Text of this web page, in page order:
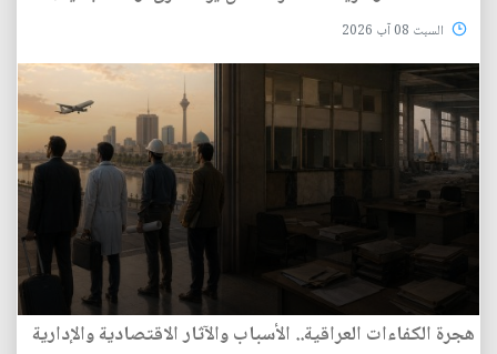
السبت 08 آب 2026
هجرة الكفاءات العراقية.. الأسباب والآثار الاقتصادية والإدارية